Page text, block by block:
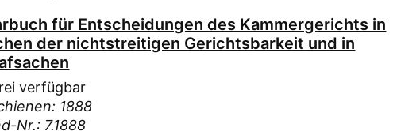
für Entscheidungen des Kammergerichts in
der nichtstreitigen Gerichtsbarkeit und in
verfügbar
1888
Nr.: 7.1888